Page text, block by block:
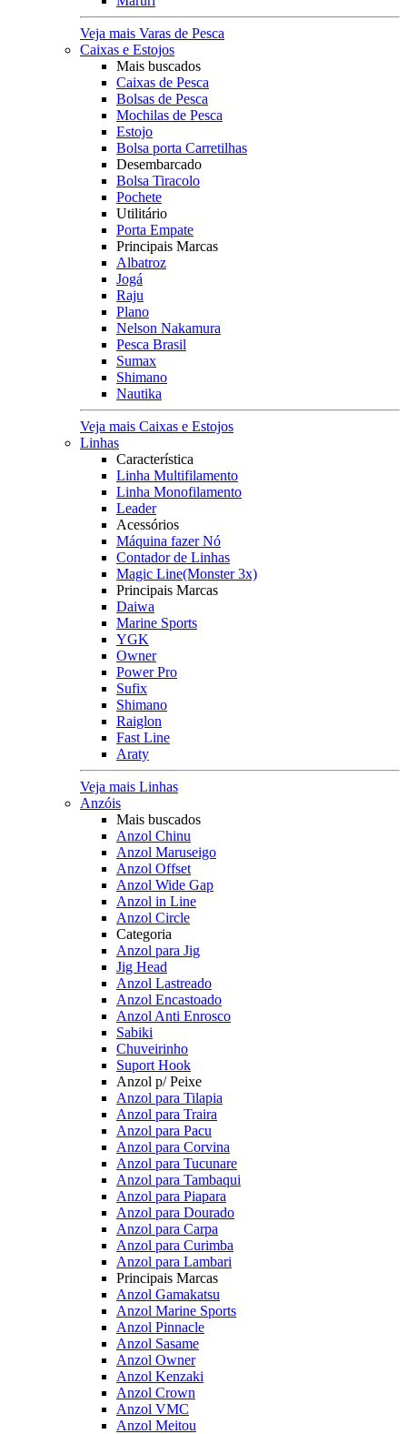
Veja mais Varas de Pesca
Caixas e Estojos
Mais buscados
Caixas de Pesca
Bolsas de Pesca
Mochilas de Pesca
Estojo
Bolsa porta Carretilhas
Desembarcado
Bolsa Tiracolo
Pochete
Utilitário
Porta Empate
Principais Marcas
Albatroz
Jogá
Raju
Plano
Nelson Nakamura
Pesca Brasil
Sumax
Shimano
Nautika
Veja mais Caixas e Estojos
Linhas
Característica
Linha Multifilamento
Linha Monofilamento
Leader
Acessórios
Máquina fazer Nó
Contador de Linhas
Magic Line(Monster 3x)
Principais Marcas
Daiwa
Marine Sports
YGK
Owner
Power Pro
Sufix
Shimano
Raiglon
Fast Line
Araty
Veja mais Linhas
Anzóis
Mais buscados
Anzol Chinu
Anzol Maruseigo
Anzol Offset
Anzol Wide Gap
Anzol in Line
Anzol Circle
Categoria
Anzol para Jig
Jig Head
Anzol Lastreado
Anzol Encastoado
Anzol Anti Enrosco
Sabiki
Chuveirinho
Suport Hook
Anzol p/ Peixe
Anzol para Tilapia
Anzol para Traira
Anzol para Pacu
Anzol para Corvina
Anzol para Tucunare
Anzol para Tambaqui
Anzol para Piapara
Anzol para Dourado
Anzol para Carpa
Anzol para Curimba
Anzol para Lambari
Principais Marcas
Anzol Gamakatsu
Anzol Marine Sports
Anzol Pinnacle
Anzol Sasame
Anzol Owner
Anzol Kenzaki
Anzol Crown
Anzol VMC
Anzol Meitou